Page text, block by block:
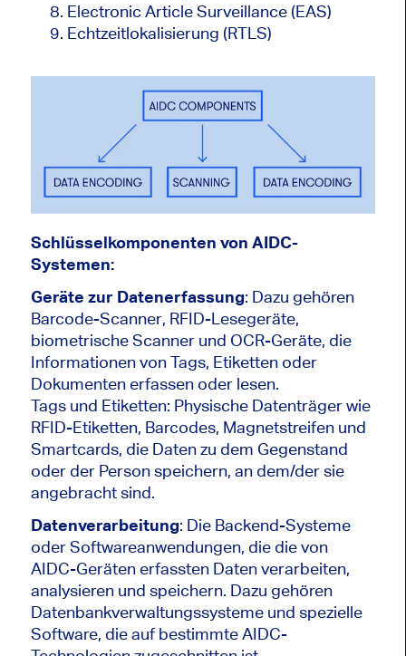
Electronic Article Surveillance (EAS)
Echtzeitlokalisierung (RTLS)
Schlüsselkomponenten von AIDC-
Systemen:
Geräte zur Datenerfassung: Dazu gehören
Barcode-Scanner, RFID-Lesegeräte,
biometrische Scanner und OCR-Geräte, die
Informationen von Tags, Etiketten oder
Dokumenten erfassen oder lesen.
Tags und Etiketten: Physische Datenträger wie
RFID-Etiketten, Barcodes, Magnetstreifen und
Smartcards, die Daten zu dem Gegenstand
oder der Person speichern, an dem/der sie
angebracht sind.
Datenverarbeitung: Die Backend-Systeme
oder Softwareanwendungen, die die von
AIDC-Geräten erfassten Daten verarbeiten,
analysieren und speichern. Dazu gehören
Datenbankverwaltungssysteme und spezielle
Software, die auf bestimmte AIDC-